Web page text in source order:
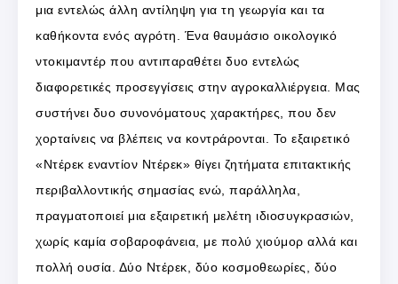
μια εντελώς άλλη αντίληψη για τη γεωργία και τα
καθήκοντα ενός αγρότη. Ένα θαυμάσιο οικολογικό
ντοκιμαντέρ που αντιπαραθέτει δυο εντελώς
διαφορετικές προσεγγίσεις στην αγροκαλλιέργεια. Μας
συστήνει δυο συνονόματους χαρακτήρες, που δεν
χορταίνεις να βλέπεις να κοντράρονται. Το εξαιρετικό
«Ντέρεκ εναντίον Ντέρεκ» θίγει ζητήματα επιτακτικής
περιβαλλοντικής σημασίας ενώ, παράλληλα,
πραγματοποιεί μια εξαιρετική μελέτη ιδιοσυγκρασιών,
χωρίς καμία σοβαροφάνεια, με πολύ χιούμορ αλλά και
πολλή ουσία. Δύο Ντέρεκ, δύο κοσμοθεωρίες, δύο